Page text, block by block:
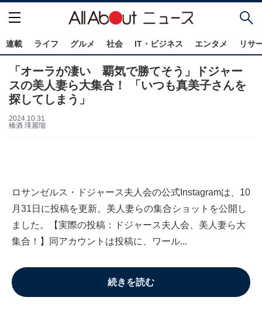
連載 ライフ グルメ 社会 IT・ビジネス エンタメ リサ
「オーラが凄い 覇気で勝てそう」ドジャー
スの美人妻ら大集合！ 「いつも真美子さんを
探してしまう」
2024.10.31
橋酒 瑛麗瑠
ロサンゼルス・ドジャース夫人会の公式Instagramは、10
月31日に投稿を更新。美人妻らの集合ショットを公開し
ました。【実際の投稿：ドジャース夫人会、美人妻ら大
集合！】同アカウントは投稿に、ワール...
続きを読む